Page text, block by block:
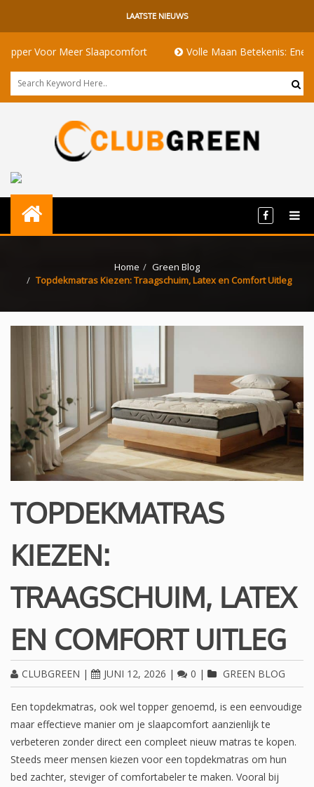
LAATSTE NIEUWS
Slaapcomfort Volle Maan Betekenis: Energie, Rituelen
Home
Green Blog
Topdekmatras Kiezen: Traagschuim, Latex en Comfort Uitleg
TOPDEKMATRAS
KIEZEN:
TRAAGSCHUIM, LATEX
EN COMFORT UITLEG
CLUBGREEN | JUNI 12, 2026 | 0 | GREEN BLOG
Een topdekmatras, ook wel topper genoemd, is een eenvoudige
maar effectieve manier om je slaapcomfort aanzienlijk te
verbeteren zonder direct een compleet nieuw matras te kopen.
Steeds meer mensen kiezen voor een topdekmatras om hun
bed zachter, steviger of comfortabeler te maken. Vooral bij